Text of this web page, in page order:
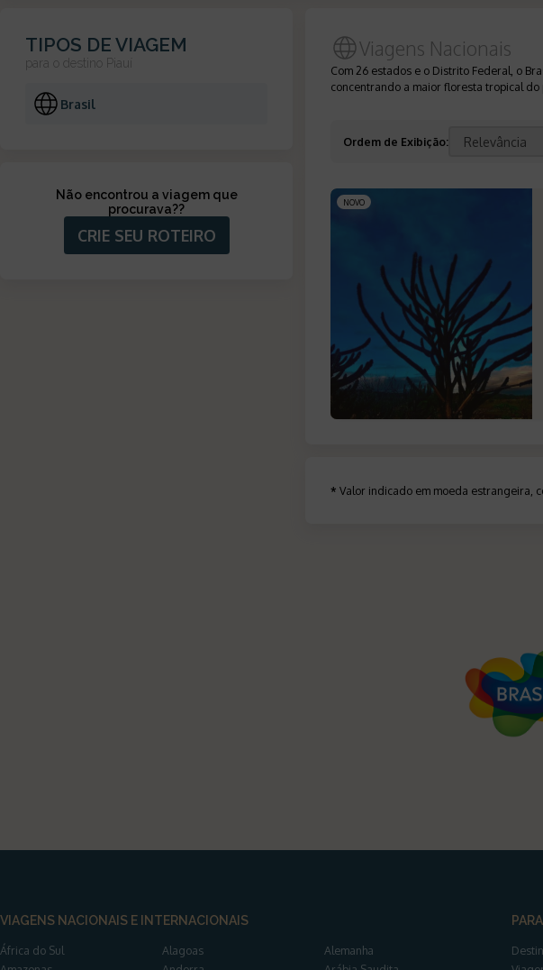
TIPOS DE VIAGEM
para o destino Piauí
Brasil
Não encontrou a viagem que
procurava??
CRIE SEU ROTEIRO
Viagens Nacionais
Com 26 estados e o Distrito Federal, o
concentrando a maior floresta tropical do
Ordem de Exibição:
NOVO
* Valor indicado em moeda estrangeira,
VIAGENS NACIONAIS E INTERNACIONAIS
África do Sul Alagoas
Alemanha